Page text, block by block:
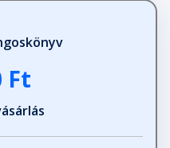
Ft